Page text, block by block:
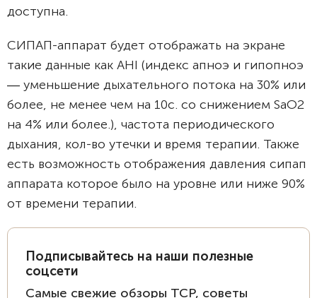
доступна.
СИПАП-аппарат будет отображать на экране
такие данные как AHI (индекс апноэ и гипопноэ
― уменьшение дыхательного потока на 30% или
более, не менее чем на 10с. со снижением SaO2
на 4% или более.), частота периодического
дыхания, кол-во утечки и время терапии. Также
есть возможность отображения давления сипап
аппарата которое было на уровне или ниже 90%
от времени терапии.
Подписывайтесь на наши полезные
соцсети
Самые свежие обзоры ТСР, советы